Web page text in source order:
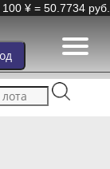
100 ¥ = 50.7734 руб.